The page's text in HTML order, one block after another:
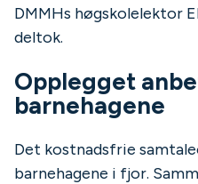
DMMHs høgskolelektor
deltok.
Opplegget
barnehagene
Det kostnadsfrie
barnehagene i fjor.